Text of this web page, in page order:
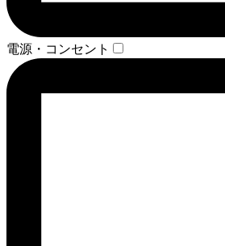
電源・コンセント